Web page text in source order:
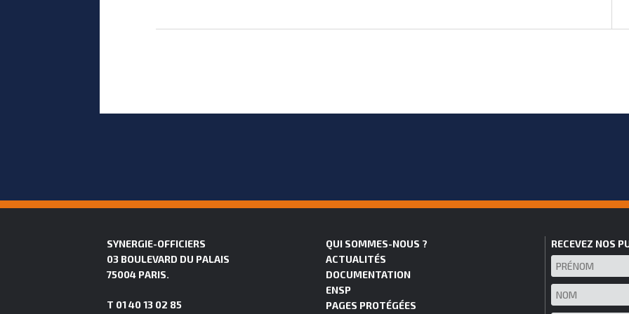
SYNERGIE-OFFICIERS
03 BOULEVARD DU PALAIS
75004 PARIS.
T 01 40 13 02 85
QUI SOMMES-NOUS ?
ACTUALITÉS
DOCUMENTATION
ENSP
PAGES PROTÉGÉES
RECEVEZ NOS